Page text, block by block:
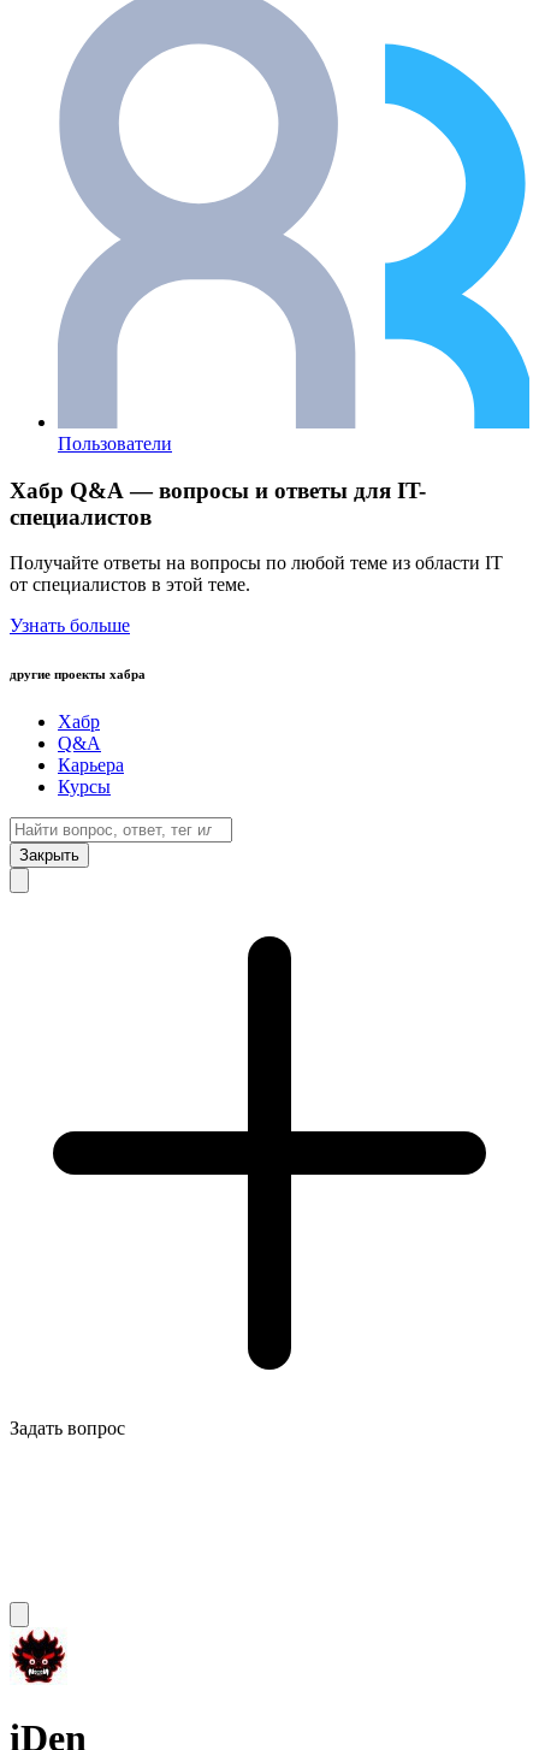
Пользователи
Хабр Q&A — вопросы и ответы для IT-
специалистов
Получайте ответы на вопросы по любой теме из области IT
от специалистов в этой теме.
Узнать больше
другие проекты хабра
Хабр
Q&A
Карьера
Курсы
Закрыть
Задать вопрос
iDen